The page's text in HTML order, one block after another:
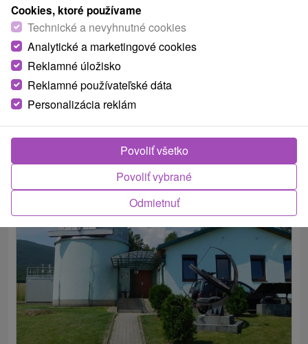
Botanické záhrady(3) Escaperoom
Jazerá, plesá, vodné nádrže(38) Atrakcie pre deti
Technické pamiatky(15) Pamätníky(3)
Drevené kostolíky(29)
Planetária a observatória(4)
Detské centrá a mestečká
Obce a mesta
Vysoké Tatry(62) Štrbské Pleso(29)
Cookies, ktoré používame
Technické a nevyhnutné cookies
Analytické a marketingové cookies
Reklamné úložisko
Reklamné používateľské dáta
Personalizácia reklám
Odmietnuť
Povoliť vybrané
Povoliť všetko